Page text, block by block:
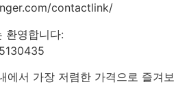
contactlink/
영합니다:
에서 가장 저렴한 가격으로 즐겨보